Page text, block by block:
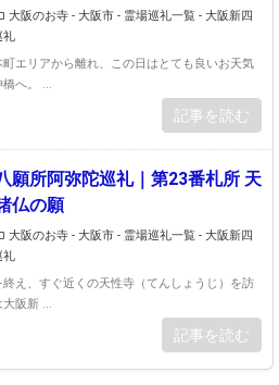
大阪のお寺 - 大阪市 - 霊場巡礼一覧 - 大阪新四
礼
エリアから離れ、この日はとても良いお天気
へ。 ...
記事を読む
願所阿弥陀巡礼｜第23番札所 天
仏の願
大阪のお寺 - 大阪市 - 霊場巡礼一覧 - 大阪新四
礼
え、すぐ近くの天性寺（てんしょうじ）を訪
阪新 ...
記事を読む